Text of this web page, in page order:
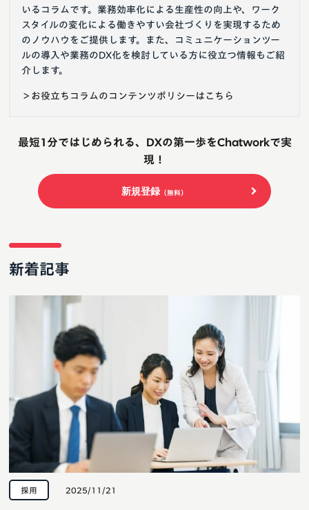
いるコラムです。業務効率化による生産性の向上や、ワーク
スタイルの変化による働きやすい会社づくりを実現するため
のノウハウをご提供します。また、コミュニケーションツー
ルの導入や業務のDX化を検討している方に役立つ情報もご紹
介します。
＞ お役立ちコラムのコンテンツポリシーはこちら
最短1分ではじめられる、DXの第一歩をChatworkで実
現！
新規登録 （無料）
新着記事
採用 2025/11/21